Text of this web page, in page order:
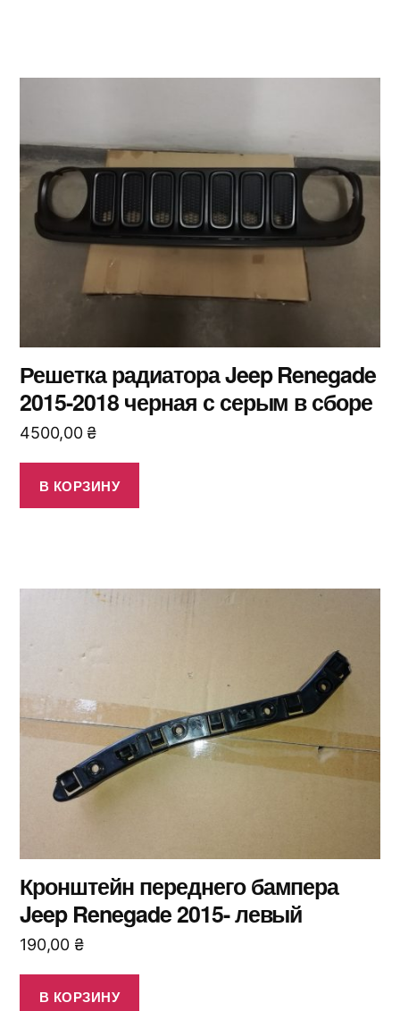
Решетка радиатора Jeep Renegade
2015-2018 черная с серым в сборе
4500,00 ₴
В КОРЗИНУ
Кронштейн переднего бампера
Jeep Renegade 2015- левый
190,00 ₴
В КОРЗИНУ